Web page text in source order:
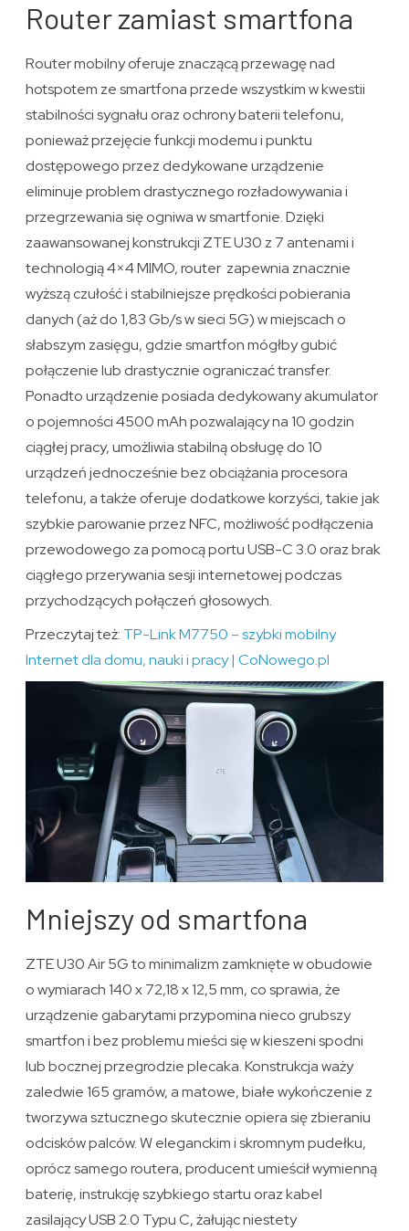
Router zamiast smartfona
Router mobilny oferuje znaczącą przewagę nad
hotspotem ze smartfona przede wszystkim w kwestii
stabilności sygnału oraz ochrony baterii telefonu,
ponieważ przejęcie funkcji modemu i punktu
dostępowego przez dedykowane urządzenie
eliminuje problem drastycznego rozładowywania i
przegrzewania się ogniwa w smartfonie. Dzięki
zaawansowanej konstrukcji ZTE U30 z 7 antenami i
technologią 4×4 MIMO, router zapewnia znacznie
wyższą czułość i stabilniejsze prędkości pobierania
danych (aż do 1,83 Gb/s w sieci 5G) w miejscach o
słabszym zasięgu, gdzie smartfon mógłby gubić
połączenie lub drastycznie ograniczać transfer.
Ponadto urządzenie posiada dedykowany akumulator
o pojemności 4500 mAh pozwalający na 10 godzin
ciągłej pracy, umożliwia stabilną obsługę do 10
urządzeń jednocześnie bez obciążania procesora
telefonu, a także oferuje dodatkowe korzyści, takie jak
szybkie parowanie przez NFC, możliwość podłączenia
przewodowego za pomocą portu USB-C 3.0 oraz brak
ciągłego przerywania sesji internetowej podczas
przychodzących połączeń głosowych.
Przeczytaj też: TP-Link M7750 – szybki mobilny
Internet dla domu, nauki i pracy | CoNowego.pl
Mniejszy od smartfona
ZTE U30 Air 5G to minimalizm zamknięte w obudowie
o wymiarach 140 x 72,18 x 12,5 mm, co sprawia, że
urządzenie gabarytami przypomina nieco grubszy
smartfon i bez problemu mieści się w kieszeni spodni
lub bocznej przegrodzie plecaka. Konstrukcja waży
zaledwie 165 gramów, a matowe, białe wykończenie z
tworzywa sztucznego skutecznie opiera się zbieraniu
odcisków palców. W eleganckim i skromnym pudełku,
oprócz samego routera, producent umieścił wymienną
baterię, instrukcję szybkiego startu oraz kabel
zasilający USB 2.0 Typu C, żałując niestety